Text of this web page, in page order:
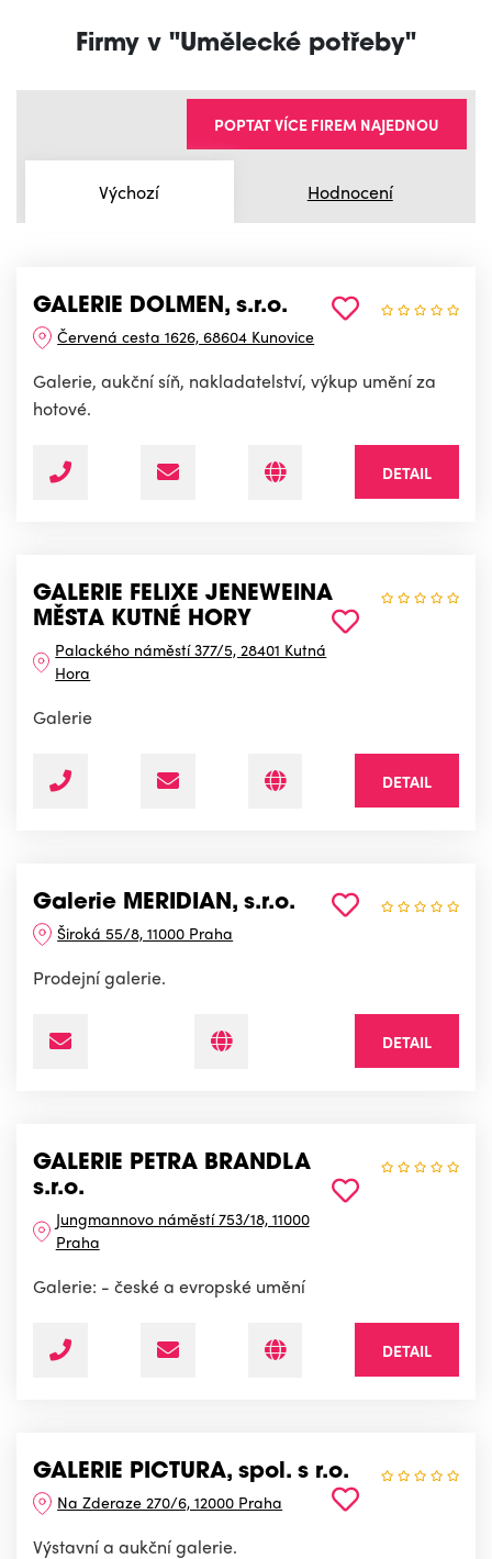
Firmy v "Umělecké potřeby"
Výchozí Hodnocení
POPTAT VÍCE FIREM NAJEDNOU
GALERIE DOLMEN, s.r.o.
Červená cesta 1626, 68604 Kunovice
Galerie, aukční síň, nakladatelství, výkup umění za
hotové.
DETAIL
GALERIE FELIXE JENEWEINA
MĚSTA KUTNÉ HORY
Palackého náměstí 377/5, 28401 Kutná
Hora
Galerie
DETAIL
Galerie MERIDIAN, s.r.o.
Široká 55/8, 11000 Praha
Prodejní galerie.
DETAIL
GALERIE PETRA BRANDLA
s.r.o.
Jungmannovo náměstí 753/18, 11000
Praha
Galerie: - české a evropské umění
DETAIL
GALERIE PICTURA, spol. s r.o.
Na Zderaze 270/6, 12000 Praha
Výstavní a aukční galerie.